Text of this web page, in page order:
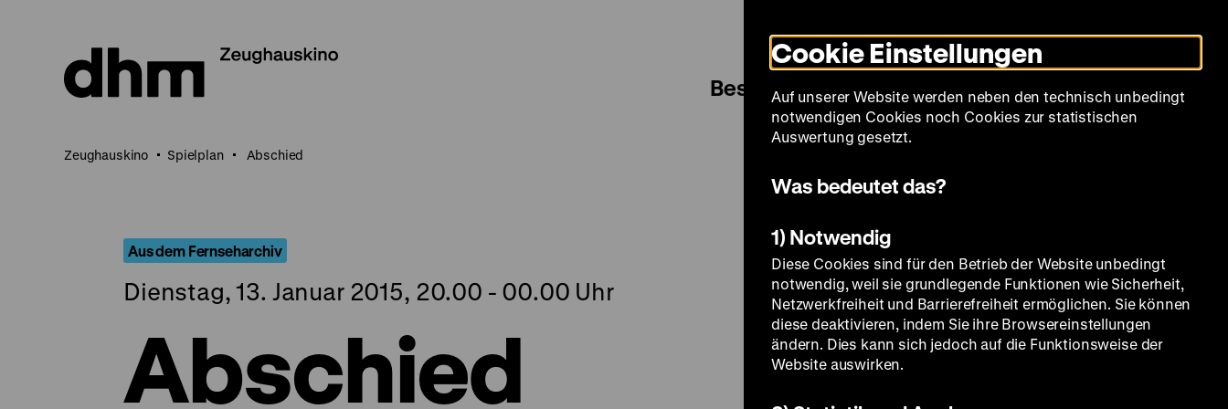
Seiteninhalt
springen
Modus
umschalten
Sprache
Besuch Spielplan Filmreihen Über uns
Zeughauskino Spielplan Abschied
Aus dem Fernseharchiv
Dienstag, 13. Januar 2015, 20.00 - 00.00 Uhr
Abschied
Cookie Einstellungen
Auf unserer Website werden neben den technisch unbedingt
notwendigen Cookies noch Cookies zur statistischen
Auswertung gesetzt.
Was bedeutet das?
1) Notwendig
Diese Cookies sind für den Betrieb der Website unbedingt
notwendig, weil sie grundlegende Funktionen wie Sicherheit,
Netzwerkfreiheit und Barrierefreiheit ermöglichen. Sie können
diese deaktivieren, indem Sie ihre Browsereinstellungen
ändern. Dies kann sich jedoch auf die Funktionsweise der
Website auswirken.